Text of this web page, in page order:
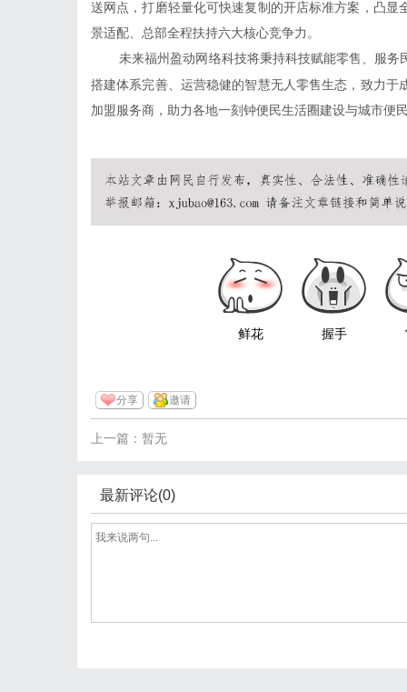
送网点，打磨轻量化可快速复制的开店标准方案，凸
景适配、总部全程扶持六大核心竞争力。
未来福州盈动网络科技将秉持科技赋能零售、服
搭建体系完善、运营稳健的智慧无人零售生态，致力
加盟服务商，助力各地一刻钟便民生活圈建设与城市便
鲜花 握手
分享 邀请
上一篇：暂无
最新评论(0)